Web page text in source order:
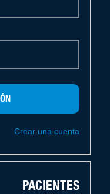
Crear una cuenta
PACIENTES